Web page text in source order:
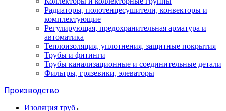
Радиаторы, полотенцесушители, конвекторы и
комплектующие
Регулирующая, предохранительная арматура и
автоматика
Теплоизоляция, уплотнения, защитные покрытия
Трубы и фитинги
Трубы канализационные и соединительные детали
Фильтры, грязевики, элеваторы
Производство
Изоляция труб